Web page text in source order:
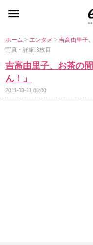
ホーム> エンタメ>吉高由里子
写真・詳細 3枚目
吉高由里子、お茶の
ん！」
2011-03-11 08:00